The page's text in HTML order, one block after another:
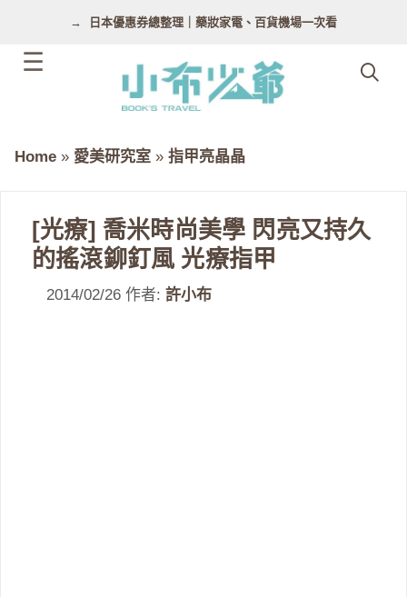
日本優惠券總整理｜藥妝家電、百貨機場一次看
Home » 愛美研究室 » 指甲亮晶晶
[光療] 喬米時尚美學 閃亮又持久
的搖滾鉚釘風 光療指甲
2014/02/26 作者: 許小布